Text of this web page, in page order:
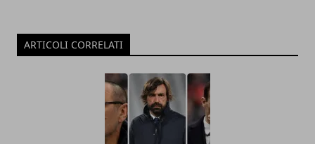
ARTICOLI CORRELATI